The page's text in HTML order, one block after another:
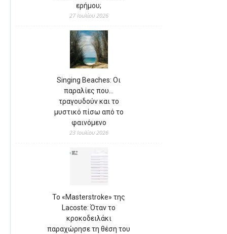
ερήμου;
27 Ιουλίου 2026
Singing Beaches: Οι
παραλίες που…
τραγουδούν και το
μυστικό πίσω από το
φαινόμενο
23 Ιουλίου 2026
Το «Masterstroke» της
Lacoste: Όταν το
κροκοδειλάκι
παραχώρησε τη θέση του